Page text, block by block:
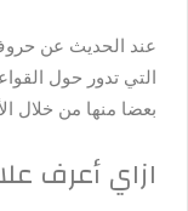
عند الحديث عن
التي تدور حول
بعضا منها من خلال
ازاي أعرف